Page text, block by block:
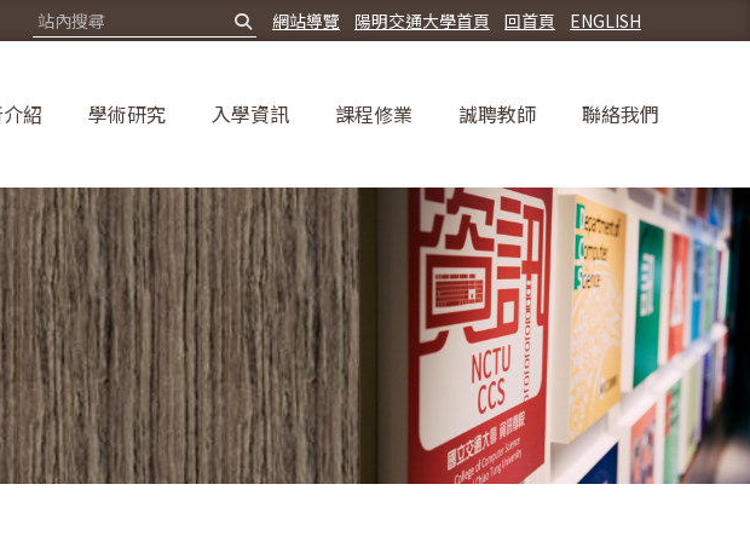
ENGLISH
回首頁
陽明交通大學首頁
網站導覽
紹 學術研究 入學資訊 課程修業 誠聘教師 聯絡我們